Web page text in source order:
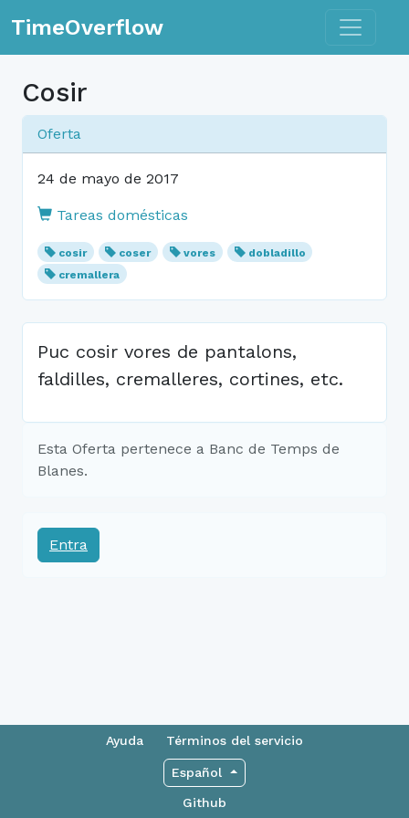
TimeOverflow Toggle
Cosir
Oferta
24 de mayo de 2017
Tareas domésticas
cosir coser vores
dobladillo
cremallera
Puc cosir vores de pantalons,
faldilles, cremalleres, cortines, etc.
Esta Oferta pertenece a Banc de Temps de
Blanes.
Entra
Ayuda Términos del servicio
Español
Github